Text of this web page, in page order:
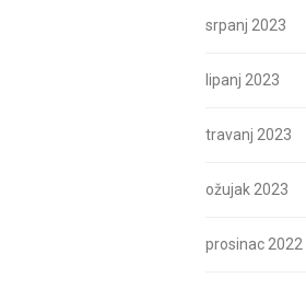
srpanj 2023
lipanj 2023
travanj 2023
ožujak 2023
prosinac 2022